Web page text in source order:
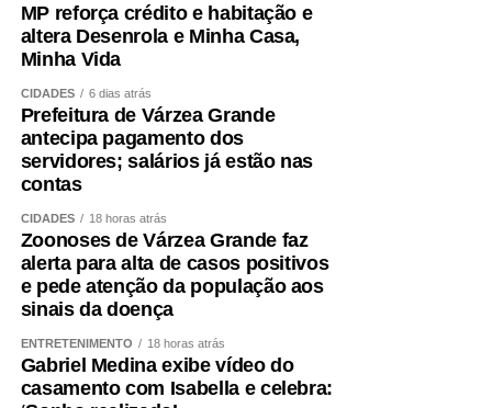
MP reforça crédito e habitação e
altera Desenrola e Minha Casa,
Minha Vida
CIDADES 6 dias atrás
Prefeitura de Várzea Grande
antecipa pagamento dos
servidores; salários já estão nas
contas
CIDADES 18 horas atrás
Zoonoses de Várzea Grande faz
alerta para alta de casos positivos
e pede atenção da população aos
sinais da doença
ENTRETENIMENTO 18 horas atrás
Gabriel Medina exibe vídeo do
casamento com Isabella e celebra: